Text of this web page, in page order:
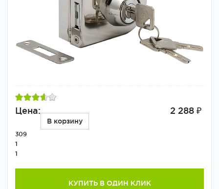
Цена: 2 288 ₽
В корзину
309
1
1
КУПИТЬ В ОДИН КЛИК